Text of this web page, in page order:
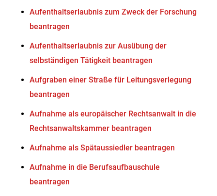
Aufenthaltserlaubnis zum Zweck der Forschung
beantragen
Aufenthaltserlaubnis zur Ausübung der
selbständigen Tätigkeit beantragen
Aufgraben einer Straße für Leitungsverlegung
beantragen
Aufnahme als europäischer Rechtsanwalt in die
Rechtsanwaltskammer beantragen
Aufnahme als Spätaussiedler beantragen
Aufnahme in die Berufsaufbauschule
beantragen